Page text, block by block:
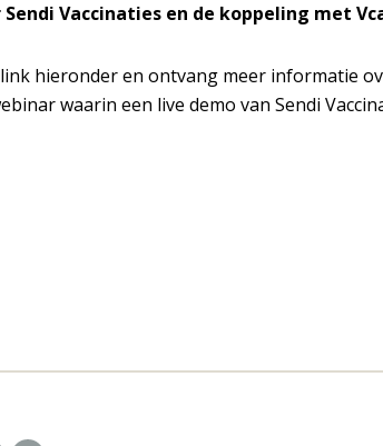
Vaccinaties en de koppeling met
hieronder en ontvang meer informatie
waarin een live demo van Sendi